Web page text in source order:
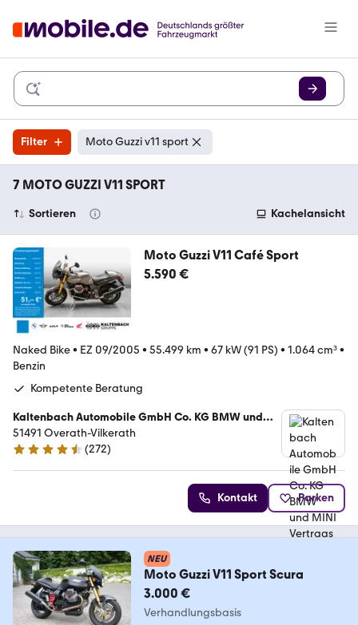
Filter Moto Guzzi v11 sport
7 MOTO GUZZI V11 SPORT
Sortieren Kachelansicht
Moto Guzzi V11 Café Sport
5.590 €
Naked Bike• EZ 09/2005 • 55.499 km • 67 kW (91 PS) • 1.064 cm³•
Benzin
Kompetente Beratung
Kaltenbach Automobile GmbH Co. KG BMW und
MINI Vertragshändler
51491 Overath-Vilkerath
4.4 Sterne
(272)
Kontakt Parken
NEU
Moto Guzzi V11 Sport Scura
3.000 €
Verhandlungsbasis